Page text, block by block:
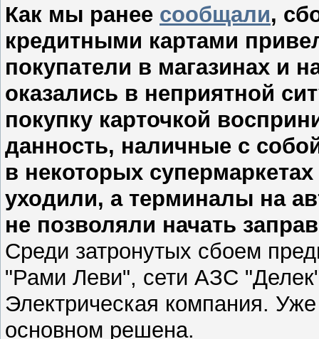
Как мы ранее сообщали,
кредитными картами
покупатели в магазинах и
оказались в неприятной
покупку карточкой
данность, наличные с
в некоторых
уходили, а терминалы на
не позволяли начать
Среди затронутых сбоем
"Рами Леви", сети АЗС
Электрическая компания.
основном решена.